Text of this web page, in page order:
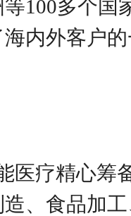
100多个国
内外客户
医疗精心筹
、食品加